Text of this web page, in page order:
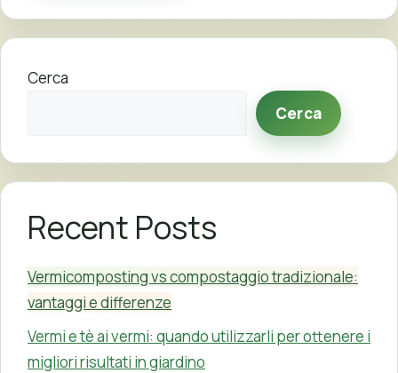
Cerca
Cerca
Recent Posts
Vermicomposting vs compostaggio tradizionale:
vantaggi e differenze
Vermi e tè ai vermi: quando utilizzarli per ottenere i
migliori risultati in giardino